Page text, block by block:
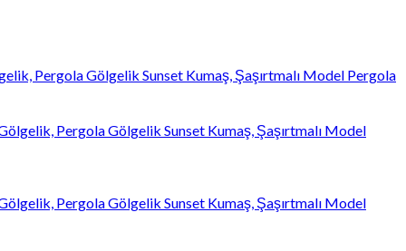
Pergola Gölgelik Sunset Kumaş, Şaşırtmalı Model Pergola
Pergola Gölgelik Sunset Kumaş, Şaşırtmalı Model
Pergola Gölgelik Sunset Kumaş, Şaşırtmalı Model